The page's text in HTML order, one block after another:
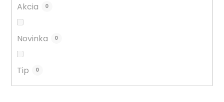
Akcia 0
Novinka 0
Tip 0